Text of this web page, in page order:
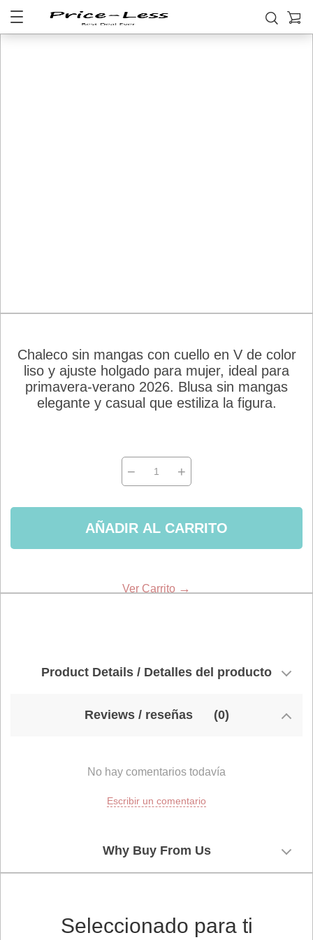
Chaleco sin mangas con cuello en V de color
liso y ajuste holgado para mujer, ideal para
primavera-verano 2026. Blusa sin mangas
elegante y casual que estiliza la figura.
− +
AÑADIR AL CARRITO
Ver Carrito →
Product Details / Detalles del producto
Reviews / reseñas (0)
No hay comentarios todavía
Escribir un comentario
Why Buy From Us
Seleccionado para ti